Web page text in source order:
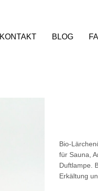
KONTAKT BLOG
Bio-
für Sauna,
Duftlampe.
Erkältung